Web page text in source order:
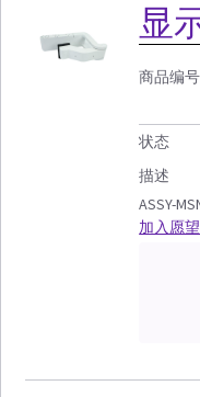
显
商品编号
状态
描述
ASSY-
加入愿